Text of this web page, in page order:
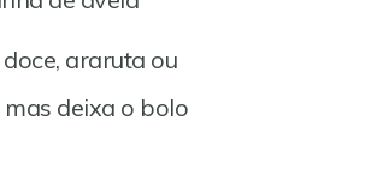
araruta ou
mas deixa o bolo